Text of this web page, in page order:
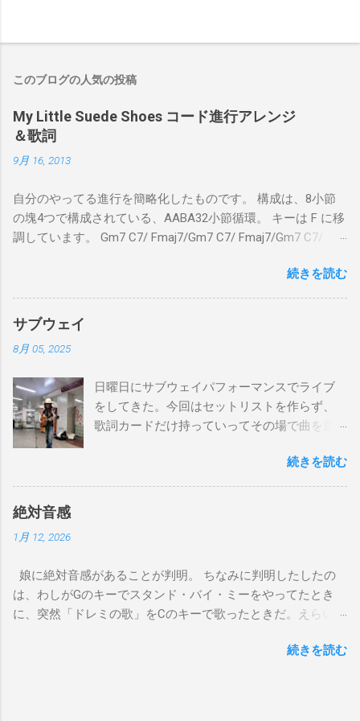
このブログの人気の投稿
My Little Suede Shoes コード進行アレンジ
＆歌詞
9月 16, 2013
自分のやってる進行を簡略化したものです。 構成は、8小節
の塊4つで構成されている、AABA32小節循環。 キーは F に移
調しています。 Gm7 C7/ Fmaj7/Gm7 C7/ Fmaj7/Gm7 C7/
Fmaj7/Gm7 C7/ Am7 D7/Gm7 C7/ Fmaj7/ Bbmaj7/Am7
Abm7/Gm7 C7/Fmaj7/Bbmaj7/Am7 Abm7/Gm7 C7/Fmaj7/
Gm7 C7/ Fmaj7/Gm7 C7/ Fmaj7/Gm7 C7/ Am7 D7/Gm7 C7/
Fmaj7/ Gm7 C7 Fmaj7 僕のスエードシューズ Gm7
C7 Fmaj7 黒いスエードシューズ Gm7 C7 Am
のも一緒さ Gm7 C7 Fmaj7 僕のスウェードシューズ
Gm7 C7 Fmaj7 先の尖ったシューズ Gm7 C7
Am7 とてもカッコいいのさ D7 Gm7 C7 Fmaj7 いつも気分
最高 Bbmaj7 Am7 Abm7 こい...
続きを読む
サブウェイ
8月 05, 2025
日曜日にサブウェイパフォーマンスでライブ
をしてきた。今回はセットリストを作らず、
歌詞カードだけ持っていってその場で曲を選
をやった。でも、曲選びにかなりの時間を使
ったし、ライブの流れを良くするためにもセ
す。是非お越しください。 A change is gonna
come Gee, baby, ain't I good to you Michelle All
Of Me Susie Q St. Louis Blues Amado Mio 上を
Me down（途中でやめた） Yesterday Wild
続きを読む
絶対音感
1月 12, 2026
娘に絶対音感があることが判明。 ちなみに判明したしたの
は、わしがGのキーでスタンド・バイ・ミーをやってたとき
に、突然「ドレミの歌」をCのキーで歌ったときだ。えらい調
で歌っていた。相対音感しかないわしには羨ましい限り。そ
続きを読む